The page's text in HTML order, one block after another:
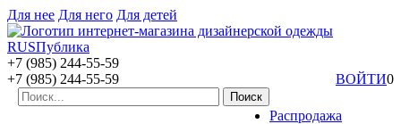
Для нее Для него Для детей
+7 (985) 244-55-59
0
ВОЙТИ
+7 (985) 244-55-59
Распродажа